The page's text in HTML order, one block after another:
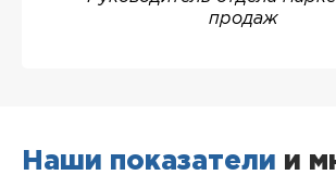
продаж
Наши показатели и